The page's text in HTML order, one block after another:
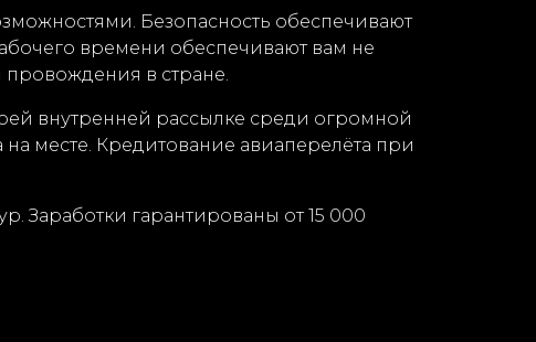
Безопасность обеспечивают
времени обеспечивают вам не
провождения в стране.
внутренней рассылке среди огромной
месте. Кредитование авиаперелёта при
Заработки гарантированы от 15 000